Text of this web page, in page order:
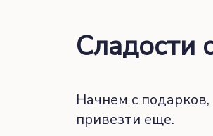
Сладости
Начнем с
привезти еще.